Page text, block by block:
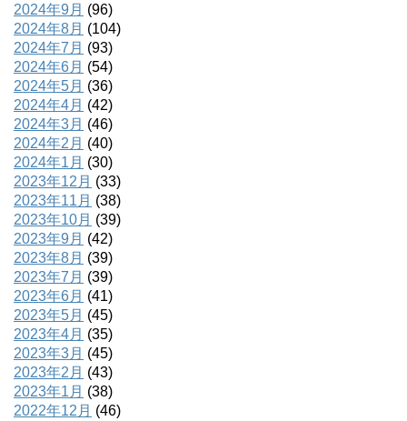
2024年9月 (96)
2024年8月 (104)
2024年7月 (93)
2024年6月 (54)
2024年5月 (36)
2024年4月 (42)
2024年3月 (46)
2024年2月 (40)
2024年1月 (30)
2023年12月 (33)
2023年11月 (38)
2023年10月 (39)
2023年9月 (42)
2023年8月 (39)
2023年7月 (39)
2023年6月 (41)
2023年5月 (45)
2023年4月 (35)
2023年3月 (45)
2023年2月 (43)
2023年1月 (38)
2022年12月 (46)